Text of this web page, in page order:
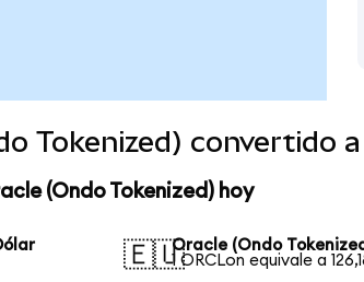
Tokenized) convertido
(Ondo Tokenized) hoy
🇪🇺Oracle (Ondo
1 ORCLon equivale a